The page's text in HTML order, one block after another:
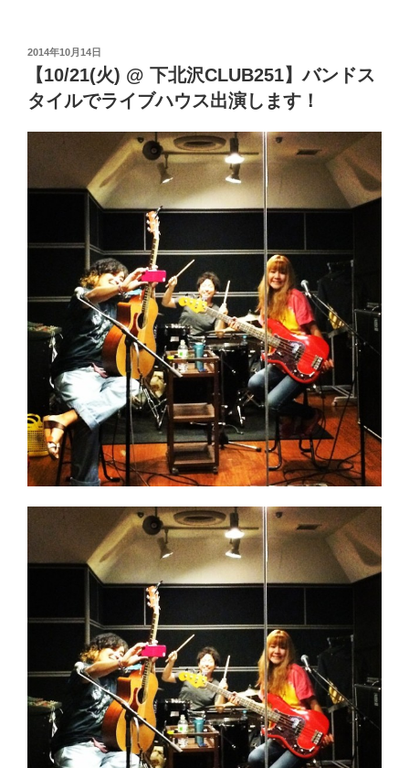
投
日:
2014年10月14日
【10/21(火) @ 下北沢CLUB251】バンドス
タイルでライブハウス出演します！